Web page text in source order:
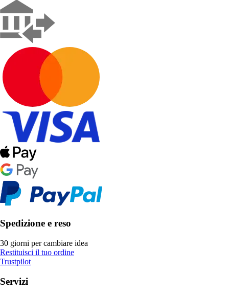
Spedizione e reso
30 giorni per cambiare idea
Restituisci il tuo ordine
Trustpilot
Servizi